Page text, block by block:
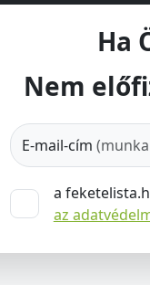
Ha
Nem
E-mail-cím
a
az